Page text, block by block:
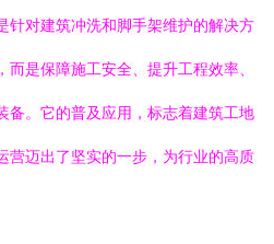
针对建筑冲洗和脚手架维护的解决方
是保障施工安全、提升工程效率、
备。它的普及应用，标志着建筑工地
营迈出了坚实的一步，为行业的高质